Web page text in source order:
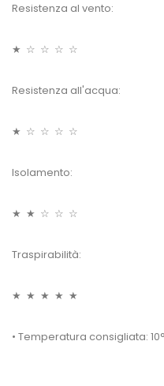
Resistenza al vento:
★ ☆ ☆ ☆ ☆
Resistenza all'acqua:
★ ☆ ☆ ☆ ☆
Isolamento:
★ ★ ☆ ☆ ☆
Traspirabilità:
★ ★ ★ ★ ★
• Temperatura consigliata: